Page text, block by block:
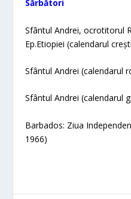
Sărbători
Sfântul Andrei, ocrotitorul
Ep.Etiopiei (calendarul
Sfântul Andrei (calendarul
Sfântul Andrei (calendarul
Barbados: Ziua
1966)